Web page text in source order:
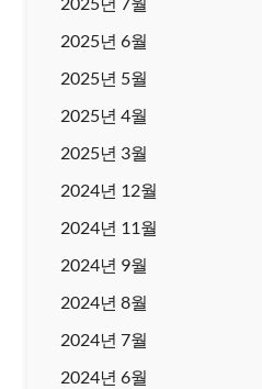
2025년 6월
2025년 5월
2025년 4월
2025년 3월
2024년 12월
2024년 11월
2024년 9월
2024년 8월
2024년 7월
2024년 6월